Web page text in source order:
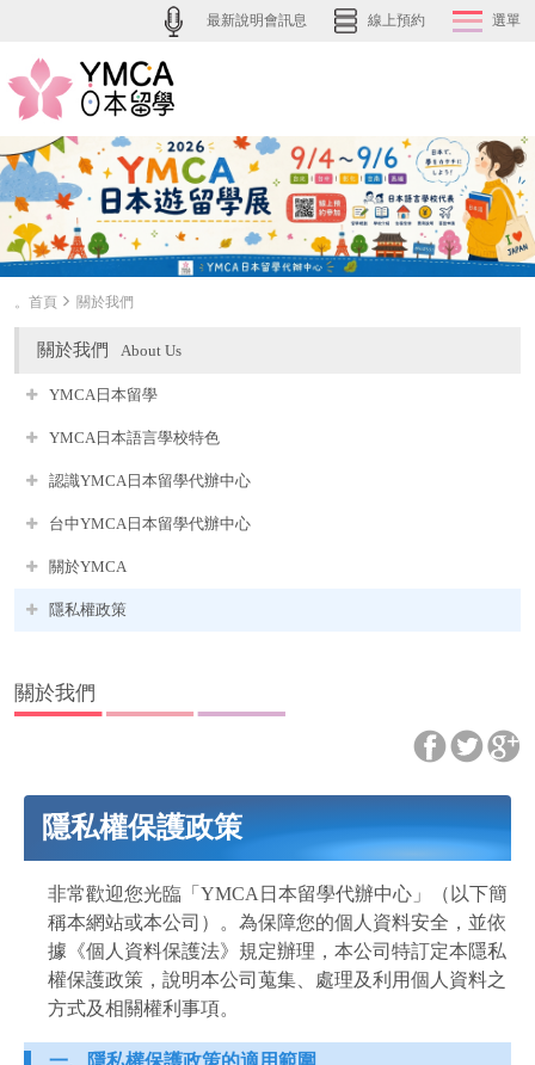
最新說明會訊息 線上預約 選單
。首頁 關於我們
關於我們 About Us
YMCA日本留學
YMCA日本語言學校特色
認識YMCA日本留學代辦中心
台中YMCA日本留學代辦中心
關於YMCA
隱私權政策
關於我們
隱私權保護政策
非常歡迎您光臨「YMCA日本留學代辦中心」（以下簡
稱本網站或本公司）。為保障您的個人資料安全，並依
據《個人資料保護法》規定辦理，本公司特訂定本隱私
權保護政策，說明本公司蒐集、處理及利用個人資料之
方式及相關權利事項。